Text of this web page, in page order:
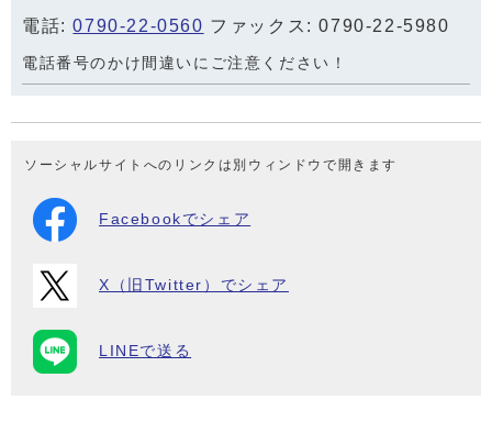
電話:0790-22-0560 ファックス: 0790-22-5980
電話番号のかけ間違いにご注意ください！
ソーシャルサイトへのリンクは別ウィンドウで開きます
Facebookでシェア
X（旧Twitter）でシェア
LINEで送る